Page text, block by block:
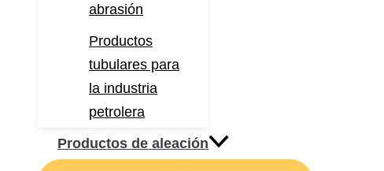
abrasión
Productos
tubulares para
la industria
petrolera
Productos de aleación